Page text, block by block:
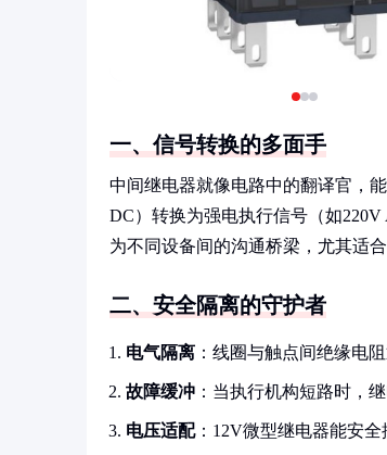
一、信号转换的多面手
中间继电器就像电路中的翻译官，
DC）转换为强电执行信号（如
为不同设备间的沟通桥梁，尤其适
二、安全隔离的守护者
电气隔离 ：线圈与触点间绝缘电
故障缓冲 ：当执行机构短路时，
电压适配：12V微型继电器能安